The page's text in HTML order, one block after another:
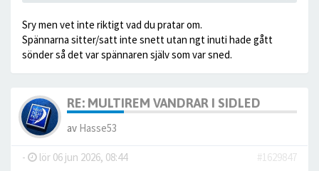
Sry men vet inte riktigt vad du pratar om.
Spännarna sitter/satt inte snett utan ngt inuti hade gått
sönder så det var spännaren själv som var sned.
RE: MULTIREM VANDRAR I SIDLED
av Hasse53
- lör 06 jun 2026, 08:44
#1629847